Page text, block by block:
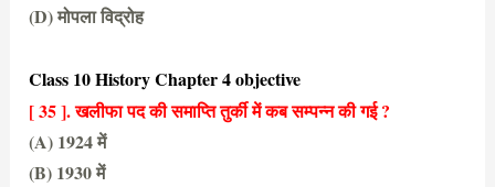
(D) मोपला विद्रोह
Class 10 History Chapter 4 objective
[ 35 ]. खलीफा पद की समाप्ति तुर्की में कब सम्पन्न की गई ?
(A) 1924 में
(B) 1930 में